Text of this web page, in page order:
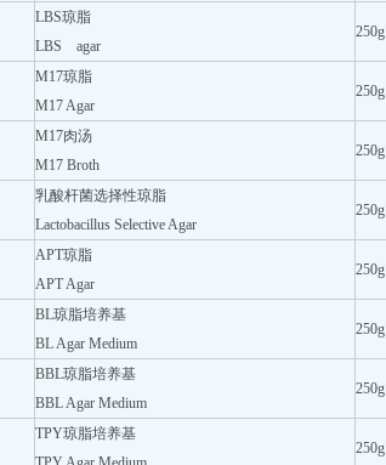
LBS琼脂
LBS agar
250g
M17琼脂
M17 Agar
250g
M17肉汤
M17 Broth
250g
乳酸杆菌选择性琼脂
Lactobacillus Selective Agar
250g
APT琼脂
APT Agar
250g
BL琼脂培养基
BL Agar Medium
250g
BBL琼脂培养基
BBL Agar Medium
250g
TPY琼脂培养基
250g